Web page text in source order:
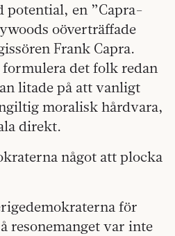
potential, en ”Capra-
oöverträffade
Frank Capra.
formulera det folk redan
litade på att vanligt
moralisk hårdvara,
direkt.
något att plocka
för
resonemanget var inte